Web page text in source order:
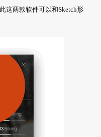
这两款软件可以和Sketch形